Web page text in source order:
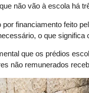
não vão à escola há
por financiamento feito
o que significa
que os prédios
não remunerados